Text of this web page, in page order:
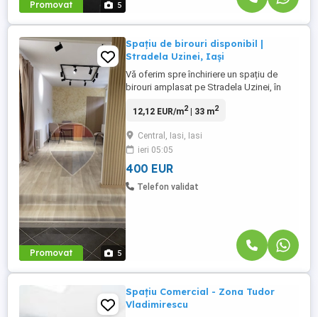
Promovat 5
Promovat 5
Spațiu de birouri disponibil |
Stradela Uzinei, Iași
Vă oferim spre închiriere un spațiu de
birouri amplasat pe Stradela Uzinei, în
Proprietatea dispune de toate utilitățile
canalizare, energie electrică și gaz) și este
compartimentată în două încăperi open-
space . Spațiul ...
12,12 EUR/m2| 33 m2
Central, Iasi, Iasi
ieri 05:05
400 EUR
Telefon validat
Spațiu Comercial - Zona Tudor
Vladimirescu